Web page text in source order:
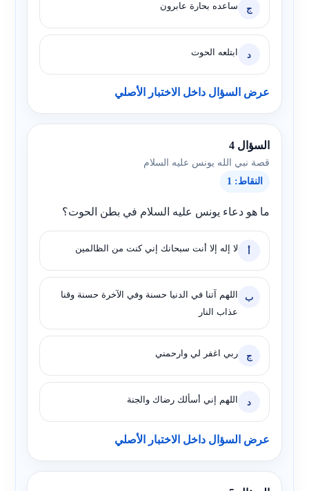
ج ساعده بحارة عابرون
د ابتلعه الحوت
عرض السؤال داخل الاختبار الأصلي
السؤال 4
قصة نبي الله يونس عليه السلام
النقاط: 1
ما هو دعاء يونس عليه السلام في بطن الحوت؟
أ لا إله إلا أنت سبحانك إني كنت من الظالمين
ب
اللهم آتنا في الدنيا حسنة وفي الآخرة حسنة وقنا
عذاب النار
ج ربي اغفر لي وارحمني
د اللهم إني أسألك رضاك والجنة
عرض السؤال داخل الاختبار الأصلي